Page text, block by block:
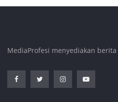
MediaProfesi menyediakan